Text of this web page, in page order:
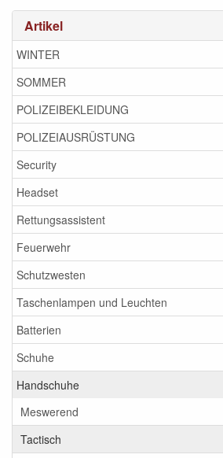
Artikel
WINTER
SOMMER
POLIZEIBEKLEIDUNG
POLIZEIAUSRÜSTUNG
Security
Headset
Rettungsassistent
Feuerwehr
Schutzwesten
Taschenlampen und Leuchten
Batterien
Schuhe
Handschuhe
Meswerend
Tactisch